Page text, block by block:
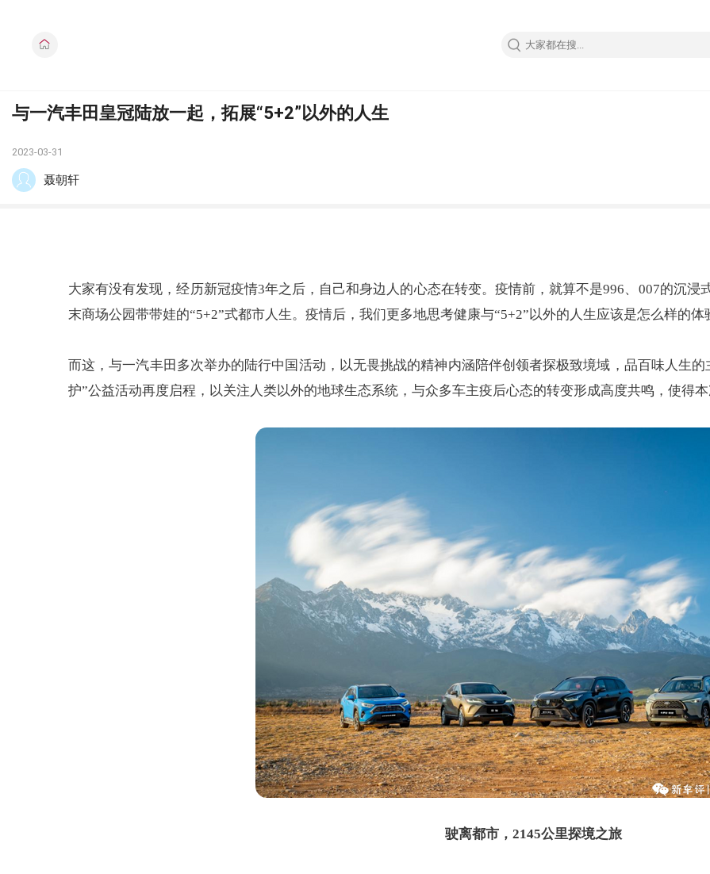
与一汽丰田皇冠陆放一起，拓展“5+2”以外的人生
2023-03-31
聂朝轩
大家有没有发现，经历新冠疫情3年之后，自己和身边人的心态在转变。疫情前，就算不是996、007的沉浸
末商场公园带带娃的“5+2”式都市人生。疫情后，我们更多地思考健康与“5+2”以外的人生应该是怎么样的体
而这，与一汽丰田多次举办的陆行中国活动，以无畏挑战的精神内涵陪伴创领者探极致境域，品百味人生
护”公益活动再度启程，以关注人类以外的地球生态系统，与众多车主疫后心态的转变形成高度共鸣，使得本
驶离都市，2145公里探境之旅